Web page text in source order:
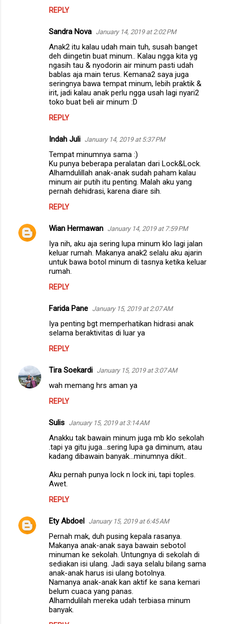
REPLY
Sandra Nova January 14, 2019 at 2:02 PM
Anak2 itu kalau udah main tuh, susah banget
deh diingetin buat minum.. Kalau ngga kita yg
ngasih tau & nyodorin air minum pasti udah
bablas aja main terus. Kemana2 saya juga
seringnya bawa tempat minum, lebih praktik &
irit, jadi kalau anak perlu ngga usah lagi nyari2
toko buat beli air minum :D
REPLY
Indah Juli January 14, 2019 at 5:37 PM
Tempat minumnya sama :)
Ku punya beberapa peralatan dari Lock&Lock.
Alhamdulillah anak-anak sudah paham kalau
minum air putih itu penting. Malah aku yang
pernah dehidrasi, karena diare sih.
REPLY
Wian Hermawan January 14, 2019 at 7:59 PM
Iya nih, aku aja sering lupa minum klo lagi jalan
keluar rumah. Makanya anak2 selalu aku ajarin
untuk bawa botol minum di tasnya ketika keluar
rumah.
REPLY
Farida Pane January 15, 2019 at 2:07 AM
Iya penting bgt memperhatikan hidrasi anak
selama beraktivitas di luar ya
REPLY
Tira Soekardi January 15, 2019 at 3:07 AM
wah memang hrs aman ya
REPLY
Sulis January 15, 2019 at 3:14 AM
Anakku tak bawain minum juga mb klo sekolah
.tapi ya gitu juga...sering lupa ga diminum, atau
kadang dibawain banyak...minumnya dikit..
Aku pernah punya lock n lock ini, tapi toples.
Awet.
REPLY
Ety Abdoel January 15, 2019 at 6:45 AM
Pernah mak, duh pusing kepala rasanya.
Makanya anak-anak saya bawain sebotol
minuman ke sekolah. Untungnya di sekolah di
sediakan isi ulang. Jadi saya selalu bilang sama
anak-anak harus isi ulang botolnya.
Namanya anak-anak kan aktif ke sana kemari
belum cuaca yang panas.
Alhamdulilah mereka udah terbiasa minum
banyak.